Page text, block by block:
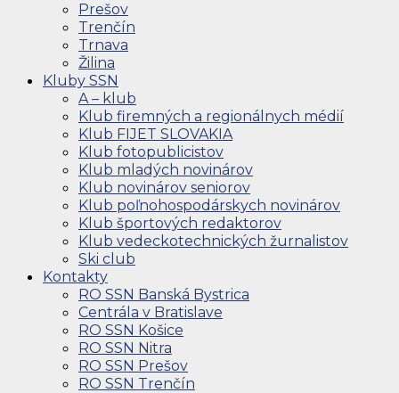
Prešov
Trenčín
Trnava
Žilina
Kluby SSN
A – klub
Klub firemných a regionálnych médií
Klub FIJET SLOVAKIA
Klub fotopublicistov
Klub mladých novinárov
Klub novinárov seniorov
Klub poľnohospodárskych novinárov
Klub športových redaktorov
Klub vedeckotechnických žurnalistov
Ski club
Kontakty
RO SSN Banská Bystrica
Centrála v Bratislave
RO SSN Košice
RO SSN Nitra
RO SSN Prešov
RO SSN Trenčín